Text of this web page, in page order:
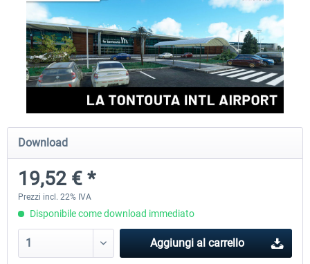
Axonos - YPPH - Perth International
Airport MSFS
Orbx - YMEN Essendon
Download
19,52 € *
Prezzi incl. 22% IVA
Disponibile come download immediato
Aggiungi al carrello